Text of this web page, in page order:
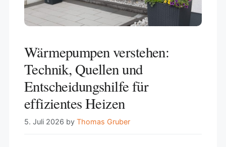
Wärmepumpen verstehen:
Technik, Quellen und
Entscheidungshilfe für
effizientes Heizen
5. Juli 2026 by Thomas Gruber